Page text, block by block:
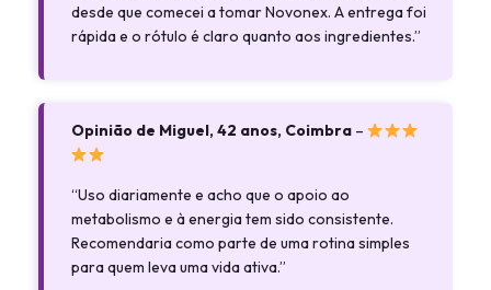
desde que comecei a tomar Novonex. A entrega foi
rápida e o rótulo é claro quanto aos ingredientes.”
Opinião de Miguel, 42 anos, Coimbra–
“Uso diariamente e acho que o apoio ao
metabolismo e à energia tem sido consistente.
Recomendaria como parte de uma rotina simples
para quem leva uma vida ativa.”